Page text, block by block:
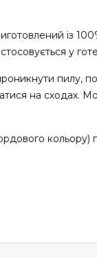
із
у
пилу,
на сходах.
кольору)